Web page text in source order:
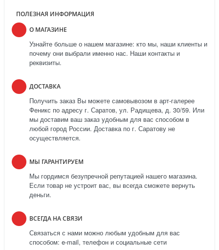
ПОЛЕЗНАЯ ИНФОРМАЦИЯ
О МАГАЗИНЕ
Узнайте больше о нашем магазине: кто мы, наши клиенты и
почему они выбрали именно нас. Наши контакты и
реквизиты.
ДОСТАВКА
Получить заказ Вы можете самовывозом в арт-галерее
Феникс по адресу г. Саратов, ул. Радищева, д. 30/59. Или
мы доставим ваш заказ удобным для вас способом в
любой город России. Доставка по г. Саратову не
осуществляется.
МЫ ГАРАНТИРУЕМ
Мы гордимся безупречной репутацией нашего магазина.
Если товар не устроит вас, вы всегда сможете вернуть
деньги.
ВСЕГДА НА СВЯЗИ
Связаться с нами можно любым удобным для вас
способом: e-mail, телефон и социальные сети